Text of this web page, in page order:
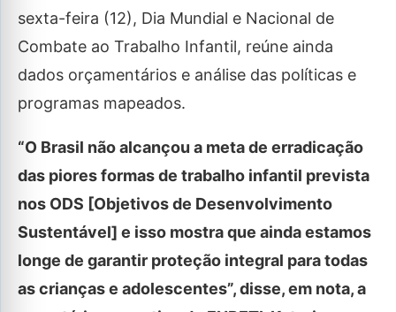
sexta-feira (12), Dia Mundial e Nacional de
Combate ao Trabalho Infantil, reúne ainda
dados orçamentários e análise das políticas e
programas mapeados.
“O Brasil não alcançou a meta de erradicação
das piores formas de trabalho infantil prevista
nos ODS [Objetivos de Desenvolvimento
Sustentável] e isso mostra que ainda estamos
longe de garantir proteção integral para todas
as crianças e adolescentes”, disse, em nota, a